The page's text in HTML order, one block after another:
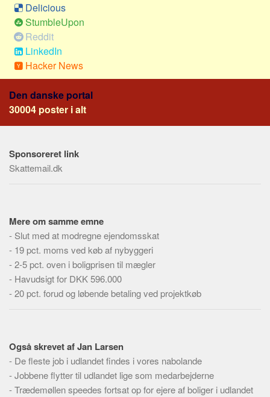
Statistik
Praktisk
Alle
Meta
Dokumenttyper
Emner
Personer
Steder
Webstedet
Forhistorien
Redigering
Tekstannoncer
Delicious
StumbleUpon
Reddit
LinkedIn
Hacker News
Den danske portal
30004 poster i alt
Sponsoreret link
Skattemail.dk
Mere om samme emne
- Slut med at modregne ejendomsskat
- 19 pct. moms ved køb af nybyggeri
-2-5 pct. oven i boligprisen til mægler
- Havudsigt for DKK 596.000
-20 pct. forud og løbende betaling ved projektkøb
Også skrevet af Jan Larsen
- De fleste job i udlandet findes i vores nabolande
-Jobbene flytter til udlandet lige som medarbejderne
-Trædemøllen speedes fortsat op for ejere af boliger i udlandet